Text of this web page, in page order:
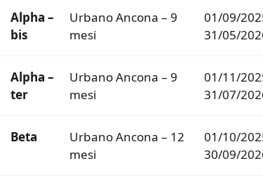
Alpha –
bis
Urbano Ancona – 9
mesi
01/09/
31/05/
Alpha –
ter
Urbano Ancona – 9
mesi
01/11/
31/07/
Beta
Urbano Ancona – 12
mesi
01/10/
30/09/